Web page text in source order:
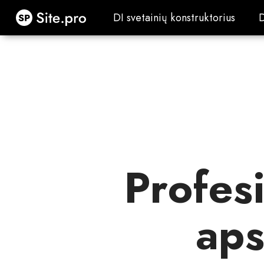
Site.pro DI svetainių konstruktorius
DI svetainių konstruktorius